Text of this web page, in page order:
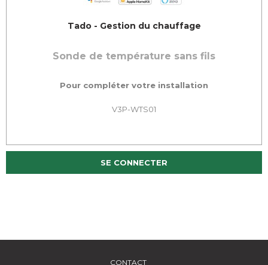
Tado - Gestion du chauffage
Sonde de température sans fils
Pour compléter votre installation
V3P-WTS01
SE CONNECTER
CONTACT